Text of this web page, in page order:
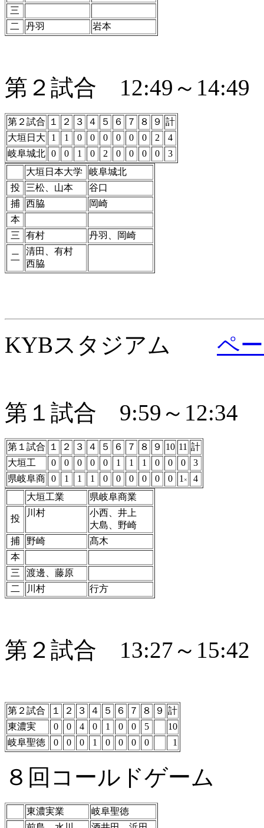
三
二
丹羽 岩本
第２試合 12:49～14:49
第２試合 １ ２ ３ ４ ５ ６ ７ ８ ９ 計
大垣日大
1 1 0 0 0 0 0 0 2
4
岐阜城北 0 0 1 0 2 0 0 0 0
3
大垣日本大学
岐阜城北
投
三松、山本
谷口
捕
西脇
岡崎
本
三
有村 丹羽、岡崎
二
清田、有村
西脇
KYBスタジアム ペ
第１試合 9:59～12:34
第１試合 １ ２ ３ ４ ５ ６ ７ ８ ９ 10 11 計
大垣工
0 0 0 0 0 1 1 1 0 0 0
3
県岐阜商 0 1 1 1 0 0 0 0 0 0 1 ×
4
大垣工業
県岐阜商業
投
川村
小西、井上
大島、野崎
捕
野崎
髙木
本
三
渡邊、藤原
二
川村 行方
第２試合 13:27～15:42
第２試合 １ ２ ３ ４ ５ ６ ７ ８ ９ 計
東濃実
0 0 4 0 1 0 0 5
10
岐阜聖徳
0 0 0 1 0 0 0 0 1
８回コールドゲーム
東濃実業
岐阜聖徳